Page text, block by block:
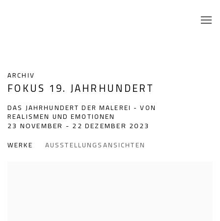
ARCHIV
FOKUS 19. JAHRHUNDERT
DAS JAHRHUNDERT DER MALEREI - VON
REALISMEN UND EMOTIONEN
23 NOVEMBER - 22 DEZEMBER 2023
WERKE AUSSTELLUNGSANSICHTEN